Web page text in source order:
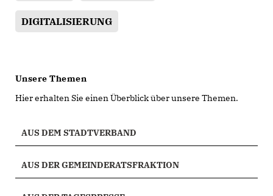
DIGITALISIERUNG
Unsere Themen
Hier erhalten Sie einen Überblick über unsere Themen.
AUS DEM STADTVERBAND
AUS DER GEMEINDERATSFRAKTION